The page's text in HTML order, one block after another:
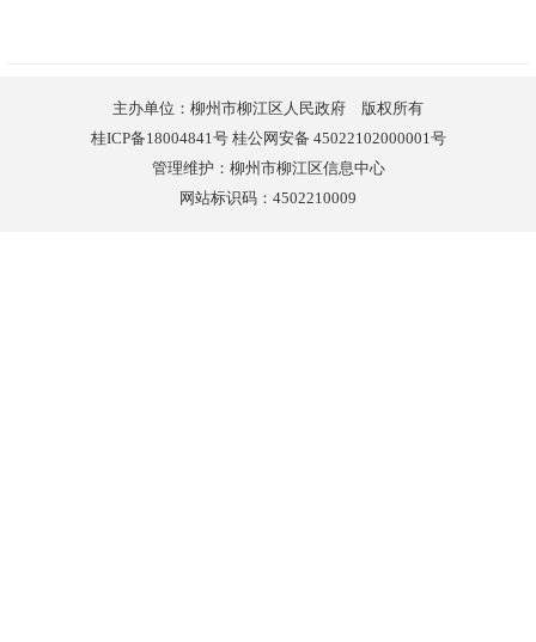
主办单位：柳州市柳江区人民政府 版权所有
桂ICP备18004841号 桂公网安备 45022102000001号
管理维护：柳州市柳江区信息中心
网站标识码：4502210009